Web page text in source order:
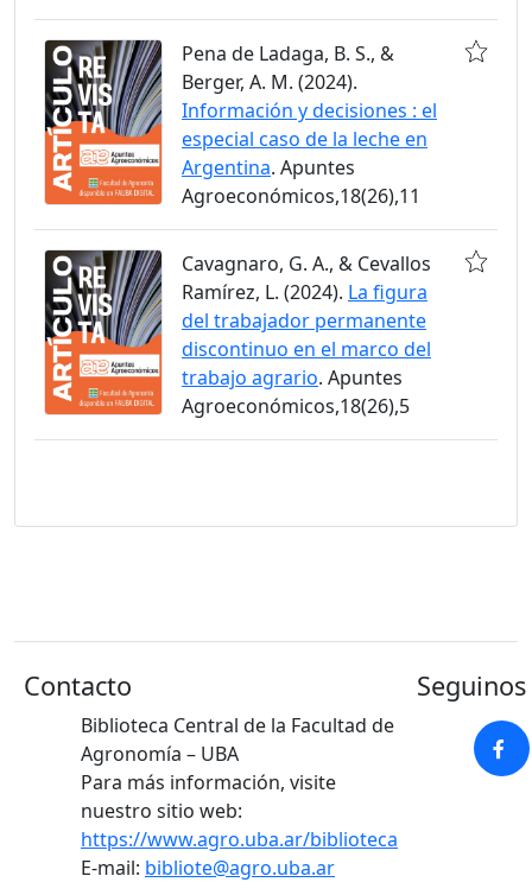
Pena de Ladaga, B. S., &
Berger, A. M. (2024).
Información y decisiones : el
especial caso de la leche en
Argentina. Apuntes
Agroeconómicos,18(26),11
Cavagnaro, G. A., & Cevallos
Ramírez, L. (2024). La figura
del trabajador permanente
discontinuo en el marco del
trabajo agrario. Apuntes
Agroeconómicos,18(26),5
Contacto
Biblioteca Central de la Facultad de
Agronomía – UBA
Para más información, visite
nuestro sitio web:
https://www.agro.uba.ar/biblioteca
E-mail: bibliote@agro.uba.ar